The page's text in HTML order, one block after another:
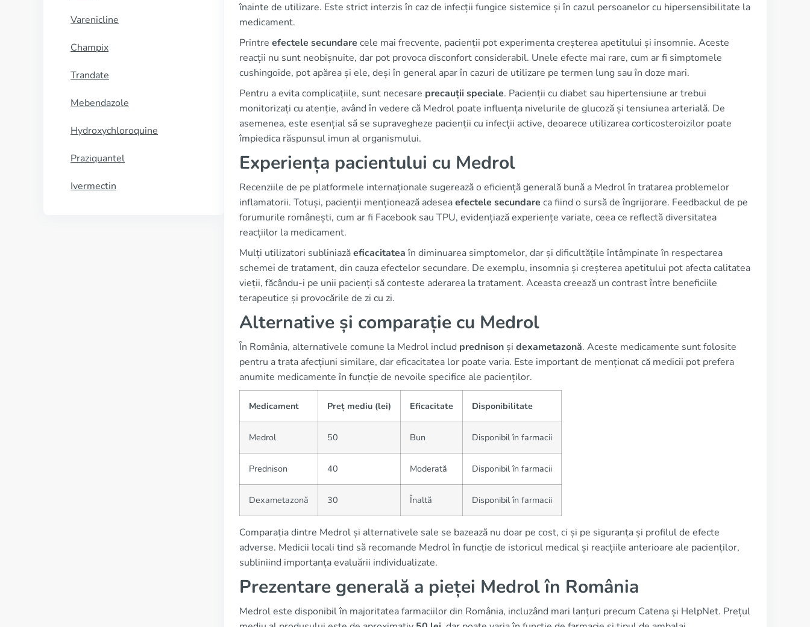
Varenicline
Champix
Trandate
Mebendazole
Hydroxychloroquine
Praziquantel
Ivermectin
înainte de utilizare. Este strict interzis în caz de infecții fungice sistemice și în cazul persoanelor cu hipersensibilitate la
medicament.
Printre efectele secundare cele mai frecvente, pacienții pot experimenta creșterea apetitului și insomnie. Aceste
reacții nu sunt neobișnuite, dar pot provoca disconfort considerabil. Unele efecte mai rare, cum ar fi simptomele
cushingoide, pot apărea și ele, deși în general apar în cazuri de utilizare pe termen lung sau în doze mari.
Pentru a evita complicațiile, sunt necesare precauții speciale. Pacienții cu diabet sau hipertensiune ar trebui
monitorizați cu atenție, având în vedere că Medrol poate influența nivelurile de glucoză și tensiunea arterială. De
asemenea, este esențial să se supravegheze pacienții cu infecții active, deoarece utilizarea corticosteroizilor poate
împiedica răspunsul imun al organismului.
Experiența pacientului cu Medrol
Recenziile de pe platformele internaționale sugerează o eficiență generală bună a Medrol în tratarea problemelor
inflamatorii. Totuși, pacienții menționează adeseaefectele secundare ca fiind o sursă de îngrijorare. Feedbackul de pe
forumurile românești, cum ar fi Facebook sau TPU, evidențiază experiențe variate, ceea ce reflectă diversitatea
reacțiilor la medicament.
Mulți utilizatori subliniazăeficacitateaîn diminuarea simptomelor, dar și dificultățile întâmpinate în respectarea
schemei de tratament, din cauza efectelor secundare. De exemplu, insomnia și creșterea apetitului pot afecta calitatea
vieții, făcându-i pe unii pacienți să conteste aderarea la tratament. Aceasta creează un contrast între beneficiile
terapeutice și provocările de zi cu zi.
Alternative și comparație cu Medrol
În România, alternativele comune la Medrol includ prednison și dexametazonă. Aceste medicamente sunt folosite
pentru a trata afecțiuni similare, dar eficacitatea lor poate varia. Este important de menționat că medicii pot prefera
anumite medicamente în funcție de nevoile specifice ale pacienților.
Medicament Preț mediu (lei) Eficacitate Disponibilitate
Medrol 50 Bun Disponibil în farmacii
Prednison 40 Moderată Disponibil în farmacii
Dexametazonă 30 Înaltă Disponibil în farmacii
Comparația dintre Medrol și alternativele sale se bazează nu doar pe cost, ci și pe siguranța și profilul de efecte
adverse. Medicii locali tind să recomande Medrol în funcție de istoricul medical și reacțiile anterioare ale pacienților,
subliniind importanța evaluării individualizate.
Prezentare generală a pieței Medrol în România
Medrol este disponibil în majoritatea farmaciilor din România, incluzând mari lanțuri precum Catena și HelpNet. Prețul